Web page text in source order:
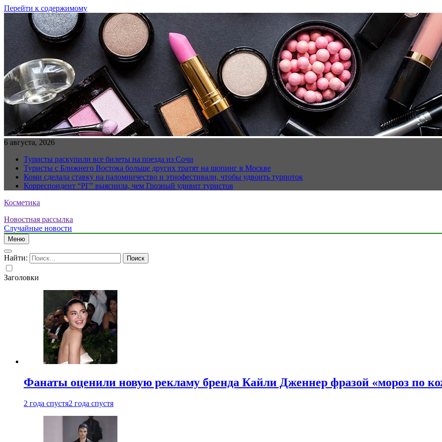
Перейти к содержимому
6 августа, 2026
Туристы раскупили все билеты на поезда из Сочи
Туристы с Ближнего Востока больше других тратят на шопинг в Москве
Коми сделала ставку на паломничество и этнофестивали, чтобы удвоить турпоток
Корреспондент “РГ” выяснила, чем Грозный удивит туристов
Косметика
Новостная рассылка
Случайные новости
Меню
Найти:
Заголовки
Фанаты оценили новую рекламу бренда Кайли Дженнер фразой «мороз по
2 года спустя2 года спустя